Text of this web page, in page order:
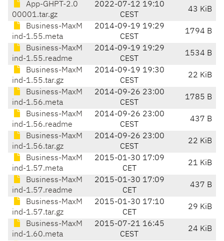
App-GHPT-2.0
00001.tar.gz
2022-07-12 19:10
CEST
43 KiB
Business-MaxM
ind-1.55.meta
2014-09-19 19:29
CEST
1794 B
Business-MaxM
ind-1.55.readme
2014-09-19 19:29
CEST
1534 B
Business-MaxM
ind-1.55.tar.gz
2014-09-19 19:30
CEST
22 KiB
Business-MaxM
ind-1.56.meta
2014-09-26 23:00
CEST
1785 B
Business-MaxM
ind-1.56.readme
2014-09-26 23:00
CEST
437 B
Business-MaxM
ind-1.56.tar.gz
2014-09-26 23:00
CEST
22 KiB
Business-MaxM
ind-1.57.meta
2015-01-30 17:09
CET
21 KiB
Business-MaxM
ind-1.57.readme
2015-01-30 17:09
CET
437 B
Business-MaxM
ind-1.57.tar.gz
2015-01-30 17:10
CET
29 KiB
Business-MaxM
ind-1.60.meta
2015-07-21 16:45
CEST
24 KiB